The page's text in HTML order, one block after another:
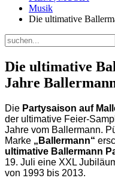
Musik
Die ultimative
Die ultimative
Jahre
Die Partysaison auf
der ultimative Feier-
Jahre vom Ballermann.
Marke „Ballermann“
ultimative Ballermann
19. Juli eine XXL
von 1993 bis 2013.